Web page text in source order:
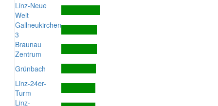
Linz-Neue
Welt
Gallneukirchen
3
Braunau
Zentrum
Grünbach
Linz-24er-
Turm
Linz-